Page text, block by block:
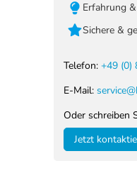
Erfahrung
Sichere &
Telefon: +49 (0)
E-Mail:
Oder schreiben
Jetzt